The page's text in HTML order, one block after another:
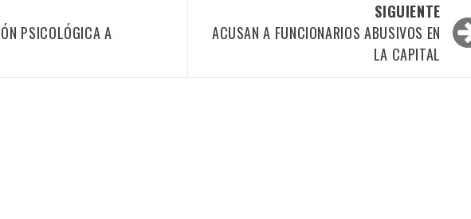
PSICOLÓGICA A
SIGUIENTE
ACUSAN A FUNCIONARIOS ABUSIVOS EN
LA CAPITAL